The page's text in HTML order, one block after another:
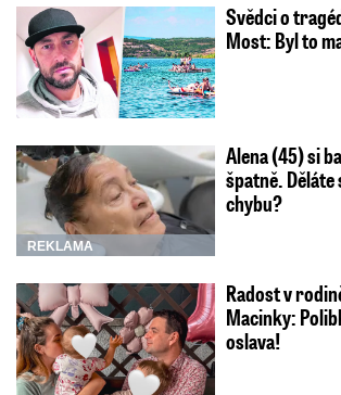
Svědci o
Most: Byl to
REKLAMA
Alena (45) si
špatně.
chybu?
Radost v
Macinky:
oslava!